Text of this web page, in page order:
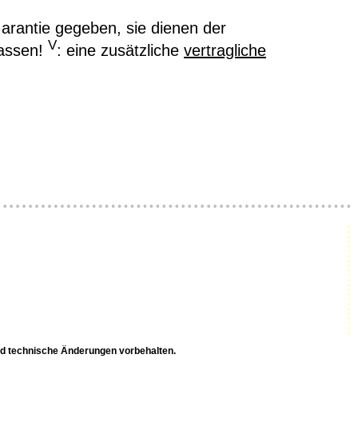
gegeben, sie dienen der
V: eine zusätzliche vertragliche
technische Änderungen vorbehalten.